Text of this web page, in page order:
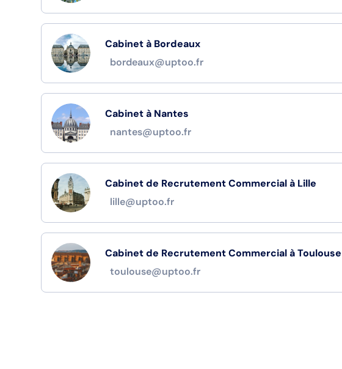
Cabinet à Bordeaux
bordeaux@uptoo.fr
Cabinet à Nantes
nantes@uptoo.fr
Cabinet de Recrutement Commercial à Lille
lille@uptoo.fr
Cabinet de Recrutement Commercial à Toulouse
toulouse@uptoo.fr